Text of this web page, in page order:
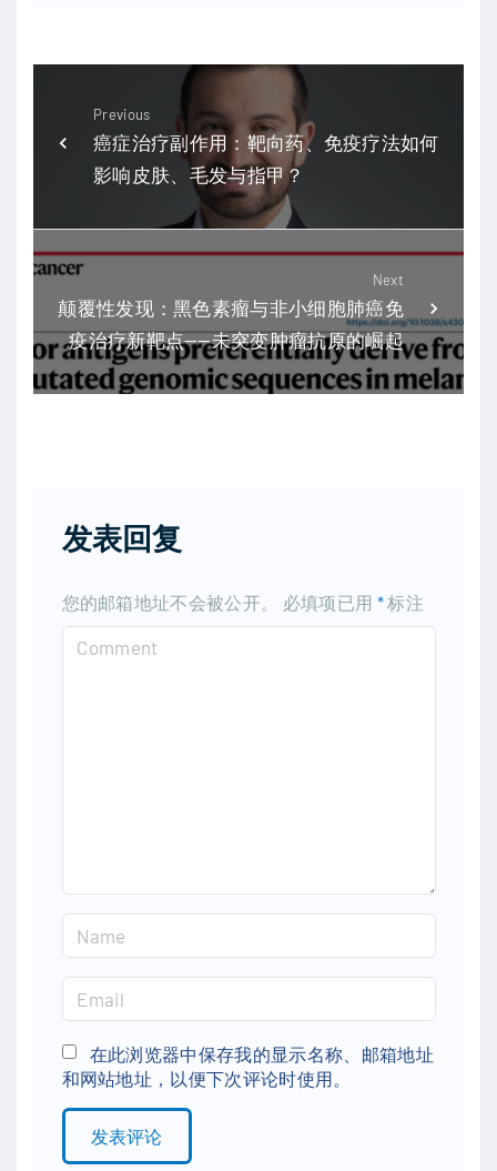
Previous
癌症治疗副作用：靶向药、免疫疗法如何
影响皮肤、毛发与指甲？
Next
颠覆性发现：黑色素瘤与非小细胞肺癌免
疫治疗新靶点——未突变肿瘤抗原的崛起
发表回复
您的邮箱地址不会被公开。 必填项已用 *标注
a
e
*
m
a
i
l
在此浏览器中保存我的显示名称、邮箱地址
和网站地址，以便下次评论时使用。